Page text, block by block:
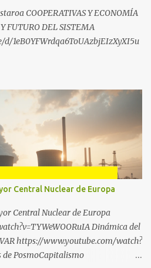
www.youtube.com/@ekaicenter?
COOPERATIVAS Y ECONOMÍA
FUTURO DEL SISTEMA
1eB0YFWrdqa6ToUAzbjEIzXyXI5u
Central Nuclear de Europa
Central Nuclear de Europa
Dinámica del
https://www.youtube.com/watch?
de PosmoCapitalismo